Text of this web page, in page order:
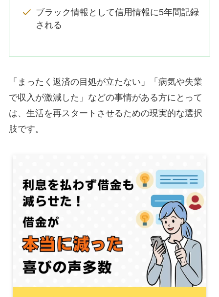
ブラック情報として信用情報に5年間記録
される
「まったく返済の目処が立たない」「病気や失業
で収入が激減した」などの事情がある方にとって
は、生活を再スタートさせるための現実的な選択
肢です。